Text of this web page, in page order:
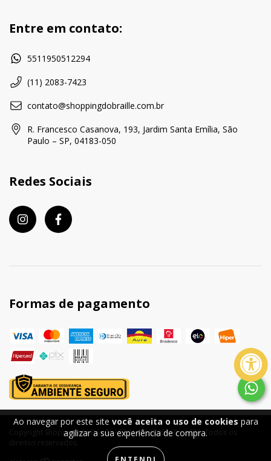
Ao navegar por este site você aceita o uso de cookies para
agilizar a sua experiência de compra.
Entre em contato:
5511950512294
(11) 2083-7423
contato@shoppingdobraille.com.br
R. Francesco Casanova, 193, Jardim Santa Emília, São
Paulo – SP, 04183-050
Redes Sociais
Formas de pagamento
Copyright Shopping do Braille - 53214993000160 - 2026. Todos os
direitos reservados.